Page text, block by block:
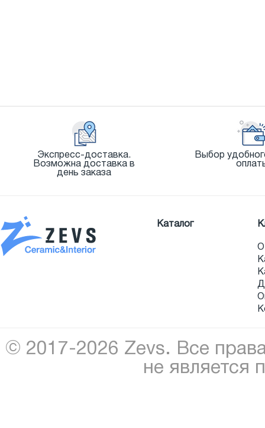
Экспресс-доставка.
Возможна доставка в
день заказа
Выбор
Каталог
О
© 2017-2026 Zevs. Все
не является